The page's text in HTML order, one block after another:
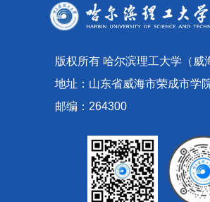
版权所有 哈尔滨理工大学（威
地址：山东省威海市荣成市学
邮编：264300